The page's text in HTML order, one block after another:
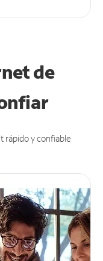
de
rápido y confiable